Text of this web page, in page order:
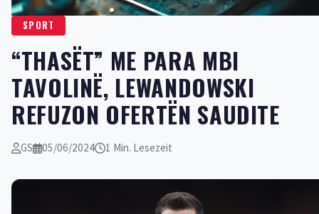
SPORT
“THASËT” ME PARA MBI
TAVOLINË, LEWANDOWSKI
REFUZON OFERTËN SAUDITE
GS 05/06/2024 1 Min. Lesezeit